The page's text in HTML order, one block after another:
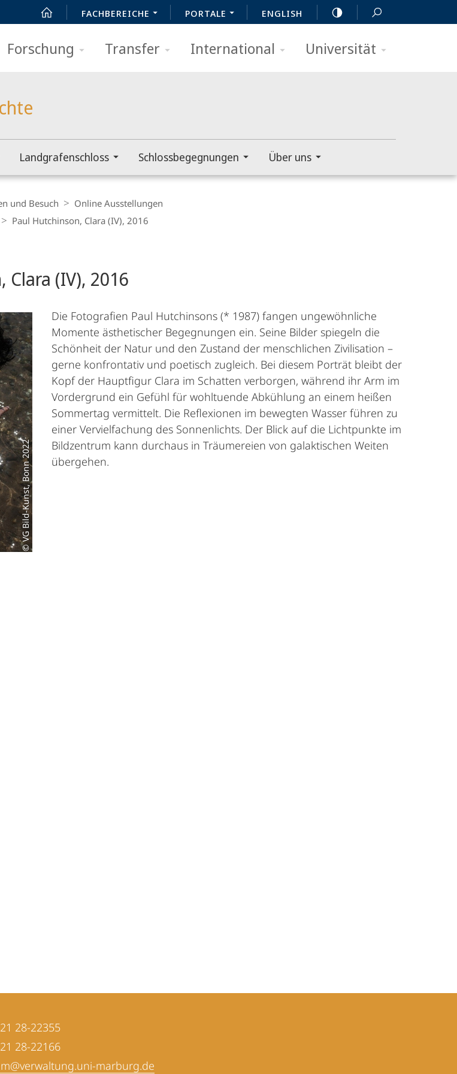
FACHBEREICHE PORTALE ENGLISH
Forschung Transfer International Universität
Landgrafenschloss Schlossbegegnungen Über uns
und Besuch
Online Ausstellungen
Paul Hutchinson, Clara (IV), 2016
Clara (IV), 2016
© VG Bild-Kunst, Bonn 2022
Die Fotografien Paul Hutchinsons (* 1987) fangen ungewöhnliche
Momente ästhetischer Begegnungen ein. Seine Bilder spiegeln die
Schönheit der Natur und den Zustand der menschlichen Zivilisation –
gerne konfrontativ und poetisch zugleich. Bei diesem Porträt bleibt der
Kopf der Hauptfigur Clara im Schatten verborgen, während ihr Arm im
Vordergrund ein Gefühl für wohltuende Abkühlung an einem heißen
Sommertag vermittelt. Die Reflexionen im bewegten Wasser führen zu
einer Vervielfachung des Sonnenlichts. Der Blick auf die Lichtpunkte im
Bildzentrum kann durchaus in Träumereien von galaktischen Weiten
übergehen.
28-22355
28-22166
marburg.de